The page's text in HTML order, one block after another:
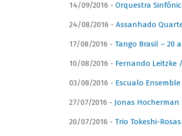
14/09/2016 - Orquestra
24/08/2016 - Assanhado
17/08/2016 - Tango Brasil – 20
10/08/2016 - Fernando Leitzke
03/08/2016 - Escualo Ensemble
27/07/2016 - Jonas
20/07/2016 - Trio Tokeshi-